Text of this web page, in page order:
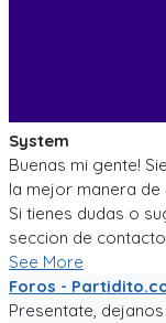
System
Buenas mi gente!
la mejor manera
Si tienes dudas o
seccion de
See More
Foros -
Presentate,